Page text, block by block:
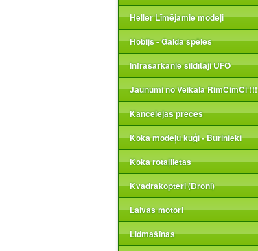
Heller Līmējamie modeļi
Hobijs - Galda spēles
Infrasarkanie sildītāji UFO
Jaunumi no Veikala RimCimCi !!!
Kancelejas preces
Koka modeļu kuģi - Burinieki
Koka rotaļlietas
Kvadrakopteri (Droni)
Laivas motori
Lidmašīnas